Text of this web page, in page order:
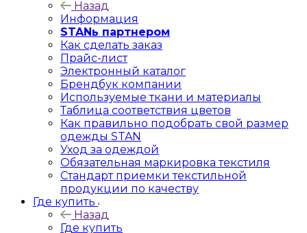
Назад
Информация
STANь партнером
Как сделать заказ
Прайс-лист
Электронный каталог
Брендбук компании
Используемые ткани и материалы
Таблица соответствия цветов
Как правильно подобрать свой размер
одежды STAN
Уход за одеждой
Обязательная маркировка текстиля
Стандарт приемки текстильной
продукции по качеству
Где купить
Назад
Где купить